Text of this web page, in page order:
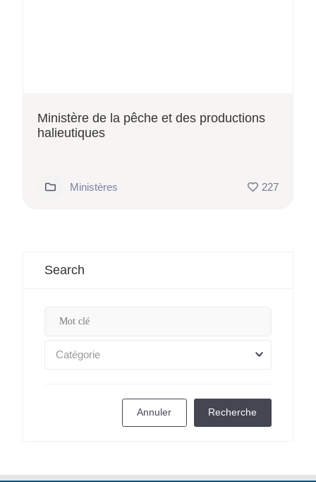
Ministère de la pêche et des productions
halieutiques
Ministères 227
Search
Catégorie
Annuler Recherche